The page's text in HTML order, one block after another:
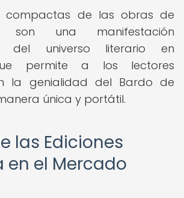
compactas de las obras de
son una manifestación
del universo literario en
permite a los lectores
la genialidad del Bardo de
única y portátil.
las Ediciones
en el Mercado